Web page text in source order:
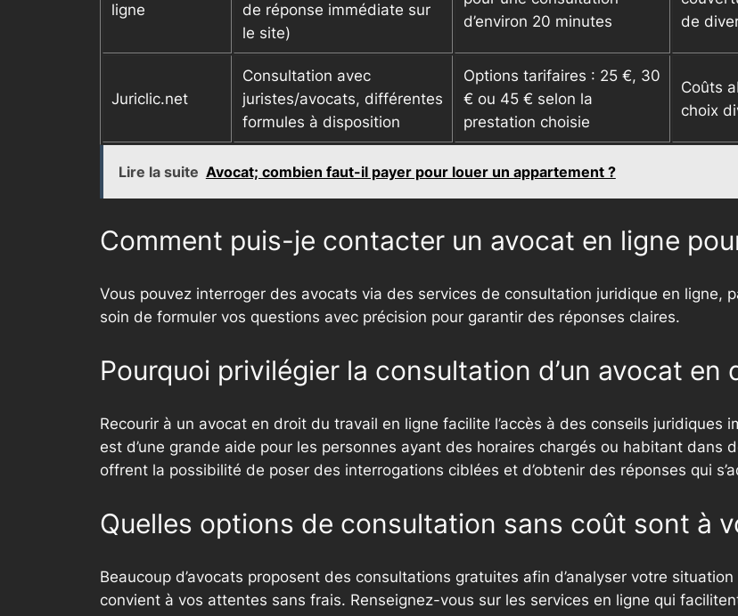
ligne
de réponse immédiate sur
le site)
d’environ 20 minutes
de
Juriclic.net
Consultation avec
juristes/avocats, différentes
formules à disposition
Options tarifaires : 25 €, 30
€ ou 45 € selon la
prestation choisie
Coûts
choix
Lire la suite Avocat; combien faut-il payer pour louer un appartement ?
Comment puis-je contacter un avocat en ligne
Vous pouvez interroger des avocats via des services de consultation juridique en ligne,
soin de formuler vos questions avec précision pour garantir des réponses claires.
Pourquoi privilégier la consultation d’un avocat en
Recourir à un avocat en droit du travail en ligne facilite l’accès à des conseils juridiques
est d’une grande aide pour les personnes ayant des horaires chargés ou habitant dans
offrent la possibilité de poser des interrogations ciblées et d’obtenir des réponses qui
Quelles options de consultation sans coût sont à
Beaucoup d’avocats proposent des consultations gratuites afin d’analyser votre
convient à vos attentes sans frais. Renseignez-vous sur les services en ligne qui